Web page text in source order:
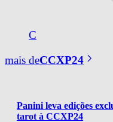
C
mais deCCXP24
Panini leva edições
tarot à CCXP24